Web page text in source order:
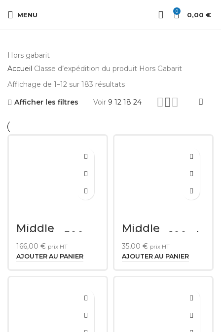
MENU 0 0,00 €
Hors gabarit
Accueil Classe d’expédition du produit Hors Gabarit
Affichage de 1–12 sur 183 résultatsTrié
plus
Afficher les filtres Voir 9 12 18 24
Middle
Atlantic 500
vis HPQ
166,00 € prix HT
AJOUTER AU PANIER
Middle
Atlantic 100 vis
HPQ
35,00 € prix HT
AJOUTER AU PANIER